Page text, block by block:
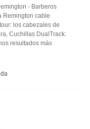
- Barberos
Remington cable
los cabezales de
Cuchillas DualTrack:
resultados más